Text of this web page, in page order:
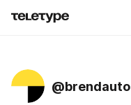
@brendauto